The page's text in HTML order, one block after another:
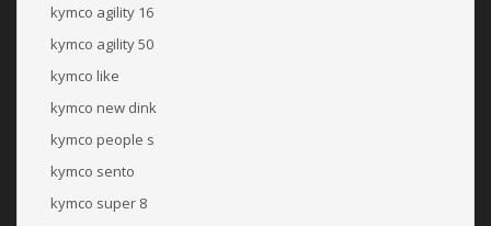
kymco agility 16
kymco agility 50
kymco like
kymco new dink
kymco people s
kymco sento
kymco super 8